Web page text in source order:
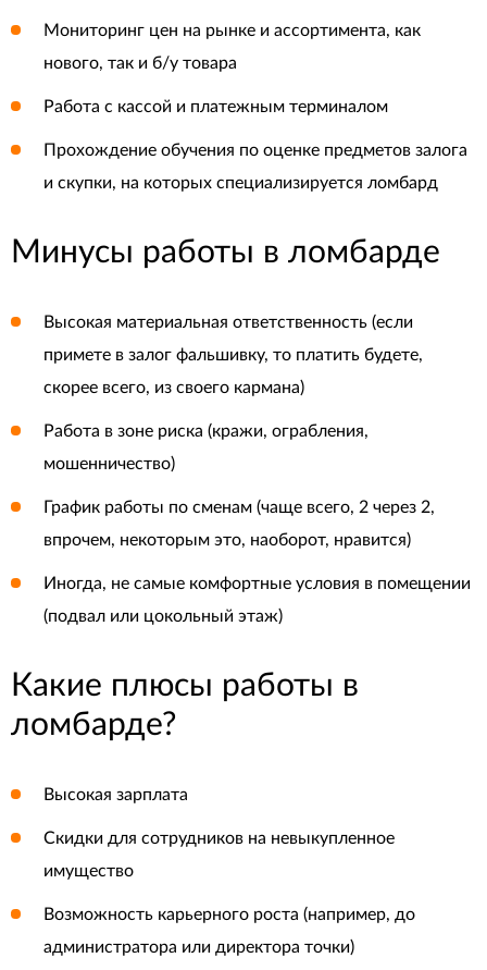
Мониторинг цен на рынке и ассортимента, как
нового, так и б/у товара
Работа с кассой и платежным терминалом
Прохождение обучения по оценке предметов залога
и скупки, на которых специализируется ломбард
Минусы работы в ломбарде
Высокая материальная ответственность (если
примете в залог фальшивку, то платить будете,
скорее всего, из своего кармана)
Работа в зоне риска (кражи, ограбления,
мошенничество)
График работы по сменам (чаще всего, 2 через 2,
впрочем, некоторым это, наоборот, нравится)
Иногда, не самые комфортные условия в помещении
(подвал или цокольный этаж)
Какие плюсы работы в
ломбарде?
Высокая зарплата
Скидки для сотрудников на невыкупленное
имущество
Возможность карьерного роста (например, до
администратора или директора точки)